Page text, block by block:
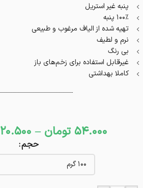
پنبه غیر استریل
100% پنبه
تهیه شده از الیاف مرغوب و طبیعی
نرم و لطیف
بی رنگ
غیرقابل استفاده برای زخم‌های باز
کاملا بهداشتی
54.000 تومان –
20.500
حجم